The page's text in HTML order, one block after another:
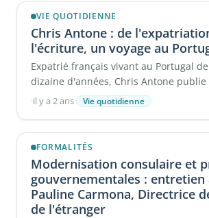
VIE QUOTIDIENNE
Chris Antone : de
l'écriture, un voyage au
Expatrié français vivant au Portugal
dizaine d'années, Chris Antone publie
roman intitulé ...
·il y a 2 ans· Vie quotidienne
FORMALITÉS
Modernisation consulaire et
gouvernementales : entretien
Pauline Carmona, Directrice
de l'étranger